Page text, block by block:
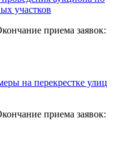
участков
приема заявок:
на перекрестке улиц
приема заявок: